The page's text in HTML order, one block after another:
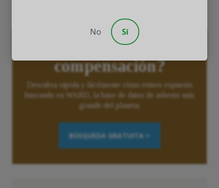
¿Califica usted para una
compensación?
Descubra rápida y fácilmente cómo estuvo expuesto
buscando en WARD, la base de datos de asbesto más
grande del planeta.
BÚSQUEDA GRATUITA >
No Sí